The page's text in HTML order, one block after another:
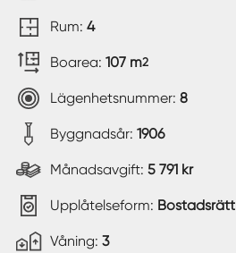
Rum: 4
Boarea: 107 m2
Lägenhetsnummer: 8
Byggnadsår: 1906
Månadsavgift: 5 791 kr
Upplåtelseform: Bostadsrätt
Våning: 3